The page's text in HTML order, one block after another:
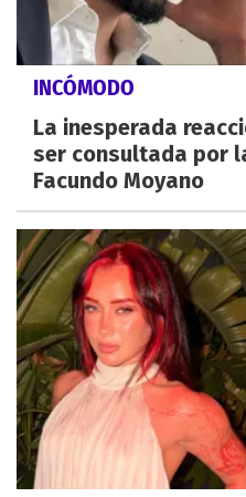
INCÓMODO
La inesperada
ser consultada por
Facundo Moyano